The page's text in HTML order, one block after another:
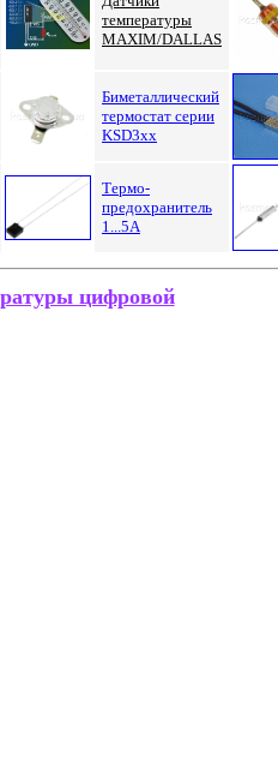
температуры
MAXIM/DALLAS
Биметаллический
термостат серии
KSD3xx
Термо-
предохранитель
1...5А
цифровой